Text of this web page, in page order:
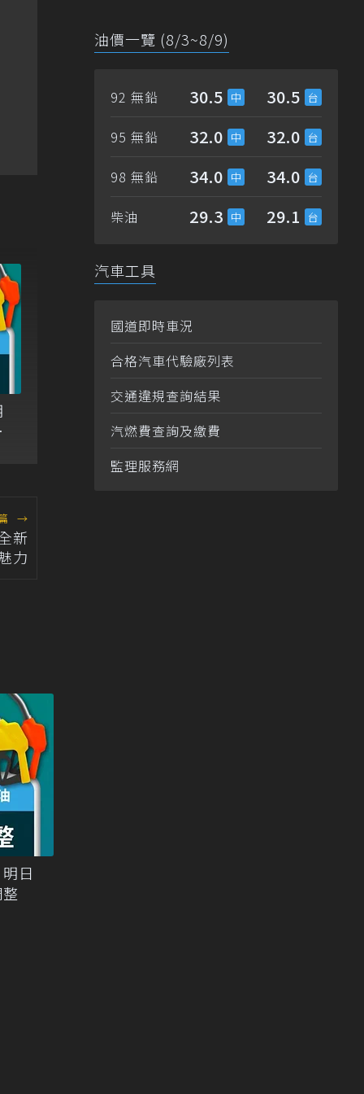
→
新
力
日
油價一覽 (8/3~8/9)
92 無鉛 30.5 30.5
95 無鉛 32.0 32.0
98 無鉛 34.0 34.0
柴油 29.3 29.1
汽車工具
國道即時車況
合格汽車代驗廠列表
交通違規查詢結果
汽燃費查詢及繳費
監理服務網